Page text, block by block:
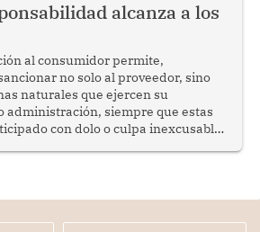
alcanza a los
al consumidor permite,
no solo al proveedor, sino
naturales que ejercen su
administración, siempre que estas
con dolo o culpa inexcusable
de un meet and greet con